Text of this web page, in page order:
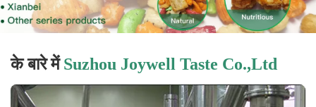
के बारे मेंSuzhou Joywell Taste Co.,Ltd